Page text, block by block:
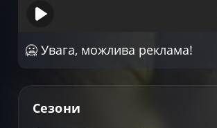
🥶 Увага, можлива реклама!
Сезони